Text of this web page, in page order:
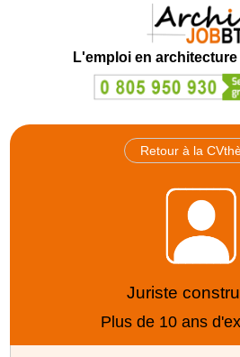
L'emploi en
Retour à la
Juriste
Plus de 10 ans